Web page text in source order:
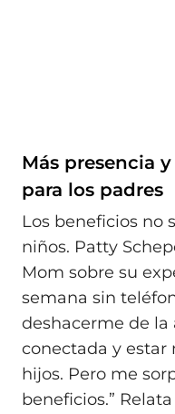
Más presencia
para los padres
Los beneficios no
niños. Patty
Mom sobre su
semana sin
deshacerme de la
conectada y estar
hijos. Pero me
beneficios.”